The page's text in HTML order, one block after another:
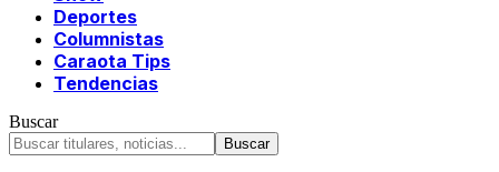
Deportes
Columnistas
Caraota Tips
Tendencias
Buscar